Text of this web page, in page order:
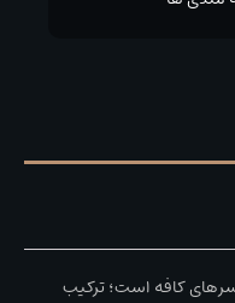
کافه است؛ ترکیب